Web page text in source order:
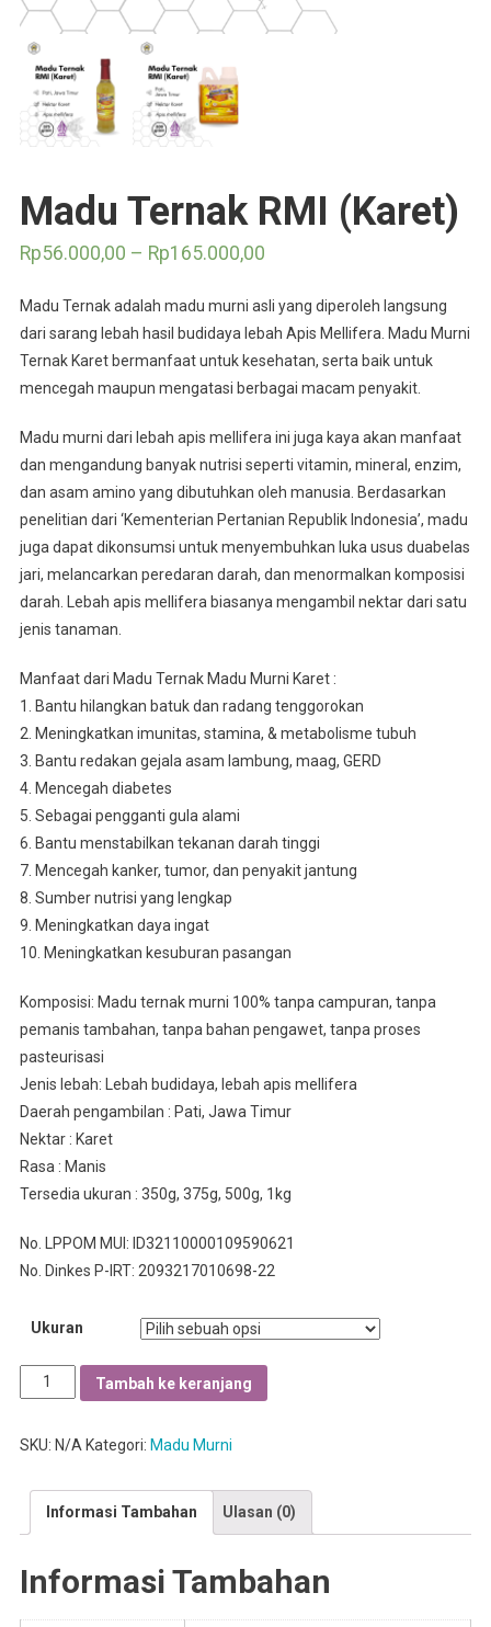
Madu Ternak RMI (Karet)
Rp56.000,00 – Rp165.000,00
Madu Ternak adalah madu murni asli yang diperoleh langsung
dari sarang lebah hasil budidaya lebah Apis Mellifera. Madu Murni
Ternak Karet bermanfaat untuk kesehatan, serta baik untuk
mencegah maupun mengatasi berbagai macam penyakit.
Madu murni dari lebah apis mellifera ini juga kaya akan manfaat
dan mengandung banyak nutrisi seperti vitamin, mineral, enzim,
dan asam amino yang dibutuhkan oleh manusia. Berdasarkan
penelitian dari ‘Kementerian Pertanian Republik Indonesia’, madu
juga dapat dikonsumsi untuk menyembuhkan luka usus duabelas
jari, melancarkan peredaran darah, dan menormalkan komposisi
darah. Lebah apis mellifera biasanya mengambil nektar dari satu
jenis tanaman.
Manfaat dari Madu Ternak Madu Murni Karet :
1. Bantu hilangkan batuk dan radang tenggorokan
2. Meningkatkan imunitas, stamina, & metabolisme tubuh
3. Bantu redakan gejala asam lambung, maag, GERD
4. Mencegah diabetes
5. Sebagai pengganti gula alami
6. Bantu menstabilkan tekanan darah tinggi
7. Mencegah kanker, tumor, dan penyakit jantung
8. Sumber nutrisi yang lengkap
9. Meningkatkan daya ingat
10. Meningkatkan kesuburan pasangan
Komposisi: Madu ternak murni 100% tanpa campuran, tanpa
pemanis tambahan, tanpa bahan pengawet, tanpa proses
pasteurisasi
Jenis lebah: Lebah budidaya, lebah apis mellifera
Daerah pengambilan : Pati, Jawa Timur
Nektar : Karet
Rasa : Manis
Tersedia ukuran : 350g, 375g, 500g, 1kg
No. LPPOM MUI: ID32110000109590621
No. Dinkes P-IRT: 2093217010698-22
Ukuran
Kuantitas
Madu
(Karet)
Tambah ke keranjang
SKU: N/A Kategori: Madu Murni
Informasi Tambahan Ulasan (0)
Informasi Tambahan